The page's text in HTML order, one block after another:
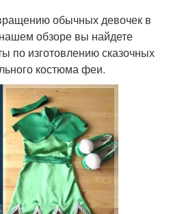
обычных девочек в
обзоре вы найдете
по изготовлению сказочных
костюма феи.